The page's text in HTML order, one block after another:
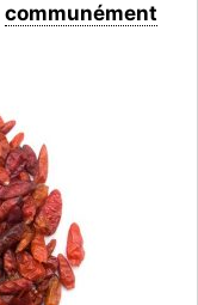
communément